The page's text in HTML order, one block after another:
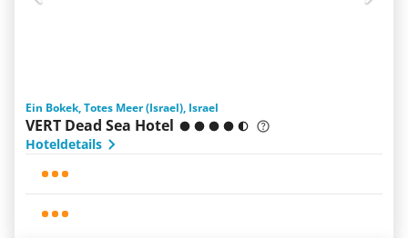
Ein Bokek, Totes Meer (Israel), Israel
VERT Dead Sea Hotel
Hoteldetails